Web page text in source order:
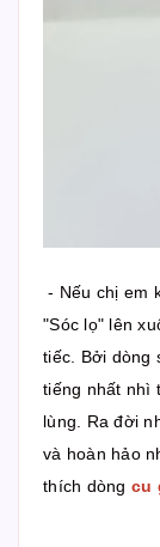
- Nếu chị em
"Sóc lọ" lên
tiếc. Bởi dòng
tiếng nhất nhì
lùng. Ra đời
và hoàn hảo
thích dòng cu